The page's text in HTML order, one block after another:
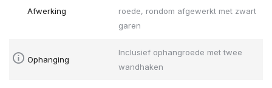
Afwerking
roede, rondom afgewerkt met zwart
garen
Ophanging
Inclusief ophangroede met twee
wandhaken